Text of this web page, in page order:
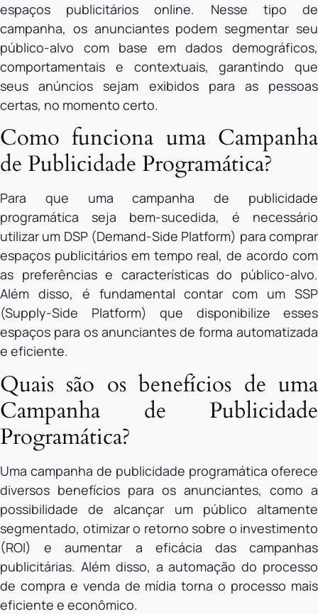
espaços publicitários online. Nesse tipo de
campanha, os anunciantes podem segmentar seu
público-alvo com base em dados demográficos,
comportamentais e contextuais, garantindo que
seus anúncios sejam exibidos para as pessoas
certas, no momento certo.
Como funciona uma Campanha
de Publicidade Programática?
Para que uma campanha de publicidade
programática seja bem-sucedida, é necessário
utilizar um DSP (Demand-Side Platform) para comprar
espaços publicitários em tempo real, de acordo com
as preferências e características do público-alvo.
Além disso, é fundamental contar com um SSP
(Supply-Side Platform) que disponibilize esses
espaços para os anunciantes de forma automatizada
e eficiente.
Quais são os benefícios de uma
Campanha de Publicidade
Programática?
Uma campanha de publicidade programática oferece
diversos benefícios para os anunciantes, como a
possibilidade de alcançar um público altamente
segmentado, otimizar o retorno sobre o investimento
(ROI) e aumentar a eficácia das campanhas
publicitárias. Além disso, a automação do processo
de compra e venda de mídia torna o processo mais
eficiente e econômico.